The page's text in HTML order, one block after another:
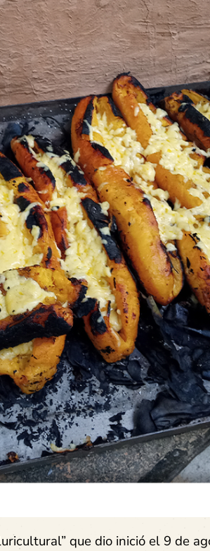
que dio inició el 9 de